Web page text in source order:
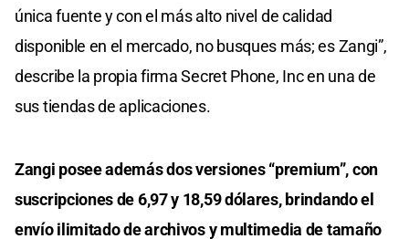
única fuente y con el más alto nivel de calidad
disponible en el mercado, no busques más; es Zangi”,
describe la propia firma Secret Phone, Inc en una de
sus tiendas de aplicaciones.
Zangi posee además dos versiones “premium”, con
suscripciones de 6,97 y 18,59 dólares, brindando el
envío ilimitado de archivos y multimedia de tamaño